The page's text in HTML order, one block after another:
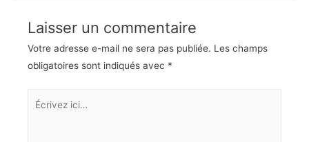
Laisser un commentaire
Votre adresse e-mail ne sera pas publiée. Les champs
obligatoires sont indiqués avec *